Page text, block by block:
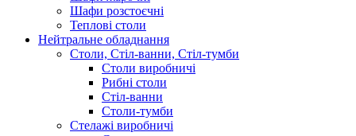
Шафи розстоєчні
Теплові столи
Нейтральне обладнання
Столи, Стіл-ванни, Стіл-тумби
Столи виробничі
Рибні столи
Стіл-ванни
Столи-тумби
Стелажі виробничі